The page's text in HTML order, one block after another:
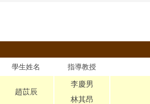
學生姓名 指導教授
趙苡辰
李慶男
林其昂